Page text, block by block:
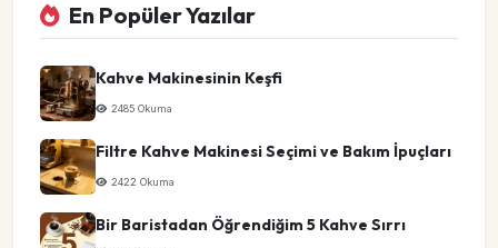
En Popüler Yazılar
Kahve Makinesinin Keşfi
2485 Okuma
Filtre Kahve Makinesi Seçimi ve Bakım İpuçları
2422 Okuma
Bir Baristadan Öğrendiğim 5 Kahve Sırrı